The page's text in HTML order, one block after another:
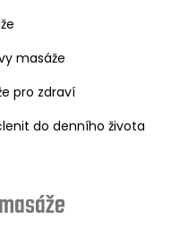
masáže
pro zdraví
do denního života